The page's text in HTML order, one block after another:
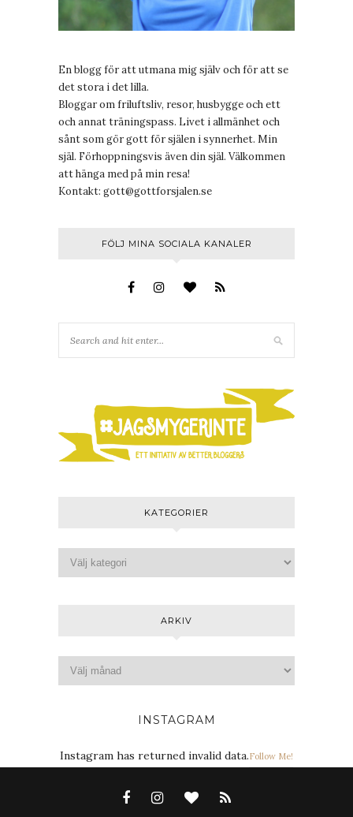
En blogg för att utmana mig själv och för att se
det stora i det lilla.
Bloggar om friluftsliv, resor, husbygge och ett
och annat träningspass. Livet i allmänhet och
sånt som gör gott för själen i synnerhet. Min
själ. Förhoppningsvis även din själ. Välkommen
att hänga med på min resa!
Kontakt: gott@gottforsjalen.se
FÖLJ MINA SOCIALA KANALER
KATEGORIER
ARKIV
INSTAGRAM
Instagram has returned invalid data.Follow Me!